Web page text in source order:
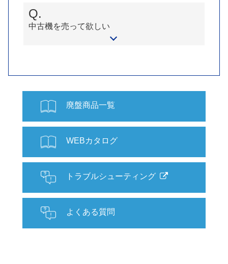
Q.
中古機を売って欲しい
廃盤商品一覧
WEBカタログ
トラブルシューティング
よくある質問